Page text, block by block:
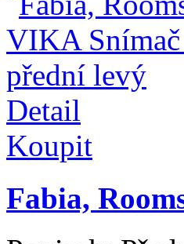
Detail
Koupit
Fabia,